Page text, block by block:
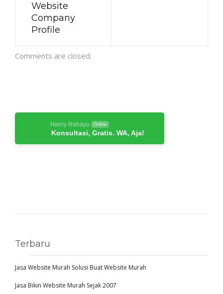
Website
Company
Profile
Comments are closed.
Harny Rahayu Online
Konsultasi, Gratis. WA, Aja!
Terbaru
Jasa Website Murah Solusi Buat Website Murah
Jasa Bikin Website Murah Sejak 2007